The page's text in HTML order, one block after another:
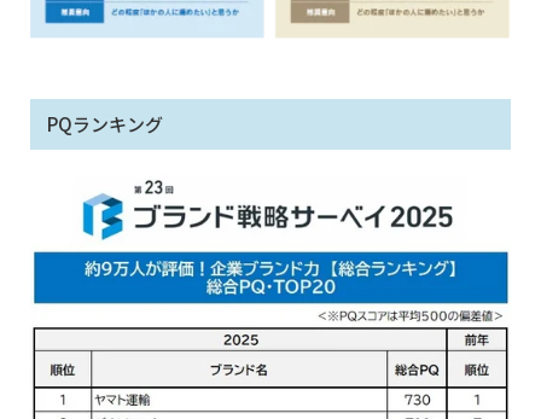
PQランキング